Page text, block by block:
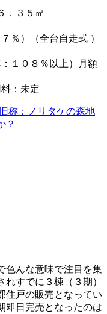
．３５㎡
％）（全台自走式 ）
１０８％以上）月額
：未定
称：ノリタケの森地
？
色んな意味で注目を集
すでに３棟（３期）
住戸の販売となってい
即日完売となったのは